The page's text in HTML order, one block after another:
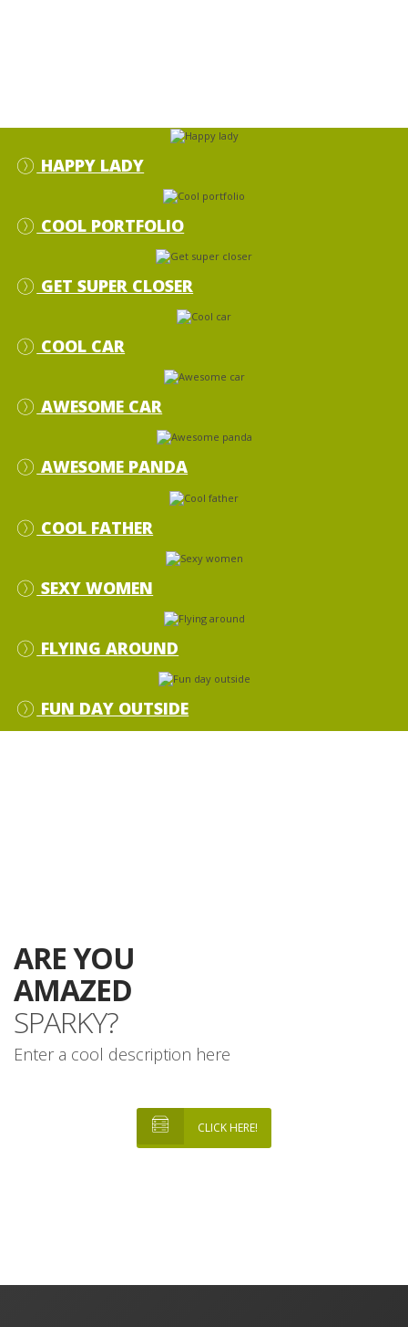
HAPPY LADY
COOL PORTFOLIO
GET SUPER CLOSER
COOL CAR
AWESOME CAR
AWESOME PANDA
COOL FATHER
SEXY WOMEN
FLYING AROUND
FUN DAY OUTSIDE
ARE YOU
AMAZED
SPARKY?
Enter a cool description here
CLICK HERE!